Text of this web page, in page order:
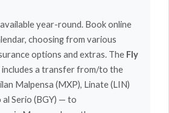
year-round. Book online
choosing from various
options and extras. The Fly
includes a transfer from/to the
Malpensa (MXP), Linate (LIN)
Serio (BGY) — to